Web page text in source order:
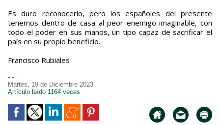
Es duro reconocerlo, pero los españoles del presente
tenemos dentro de casa al peor enemigo imaginable, con
todo el poder en sus manos, un tipo capaz de sacrificar el
país en su propio beneficio.
Francisco Rubiales
- -
Martes, 19 de Diciembre 2023
Artículo leído 1164 veces